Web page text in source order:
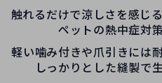
触れるだけで涼しさを感じ
ペットの熱中症対
軽い噛み付きや爪引きには
しっかりとした縫製で